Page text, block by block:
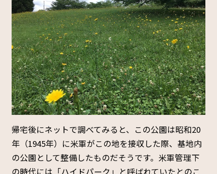
帰宅後にネットで調べてみると、この公園は昭和20
年（1945年）に米軍がこの地を接収した際、基地内
の公園として整備したものだそうです。米軍管理下
の時代には「ハイドパーク」と呼ばれていたとのこ